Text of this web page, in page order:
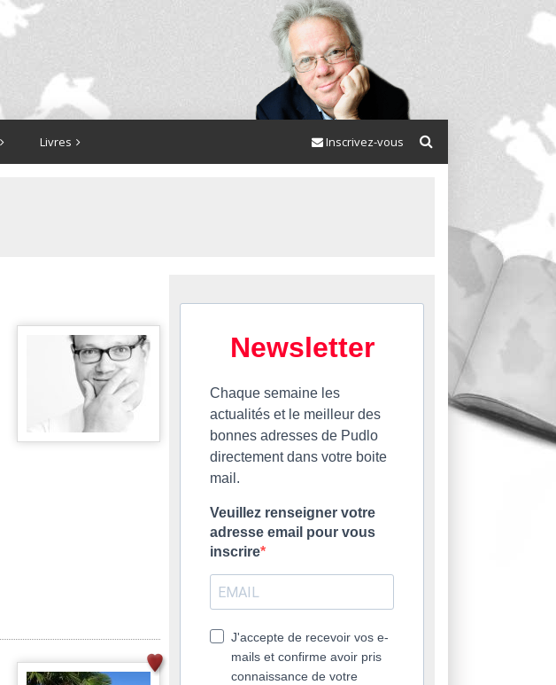
Livres Inscrivez-vous
Newsletter
Chaque semaine les
actualités et le meilleur des
bonnes adresses de Pudlo
directement dans votre boite
mail.
Veuillez renseigner votre
adresse email pour vous
inscrire
J'accepte de recevoir vos e-
mails et confirme avoir pris
connaissance de votre